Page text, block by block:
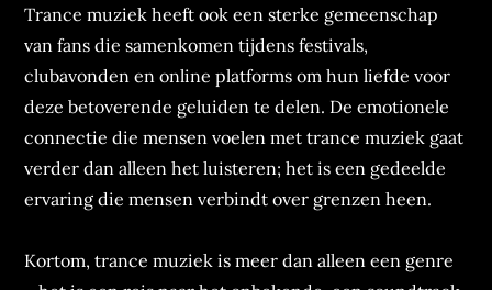
Trance muziek heeft ook een sterke gemeenschap
van fans die samenkomen tijdens festivals,
clubavonden en online platforms om hun liefde voor
deze betoverende geluiden te delen. De emotionele
connectie die mensen voelen met trance muziek gaat
verder dan alleen het luisteren; het is een gedeelde
ervaring die mensen verbindt over grenzen heen.
Kortom, trance muziek is meer dan alleen een genre